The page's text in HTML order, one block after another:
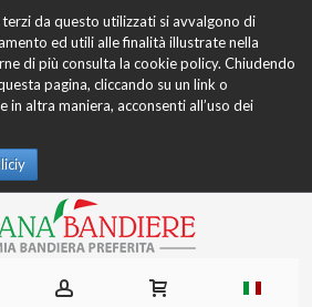
da questo utilizzati si avvalgono di
ed utili alle finalità illustrate nella
di più consulta la cookie policy. Chiudendo
pagina, cliccando su un link o
in altra maniera, acconsenti all’uso dei